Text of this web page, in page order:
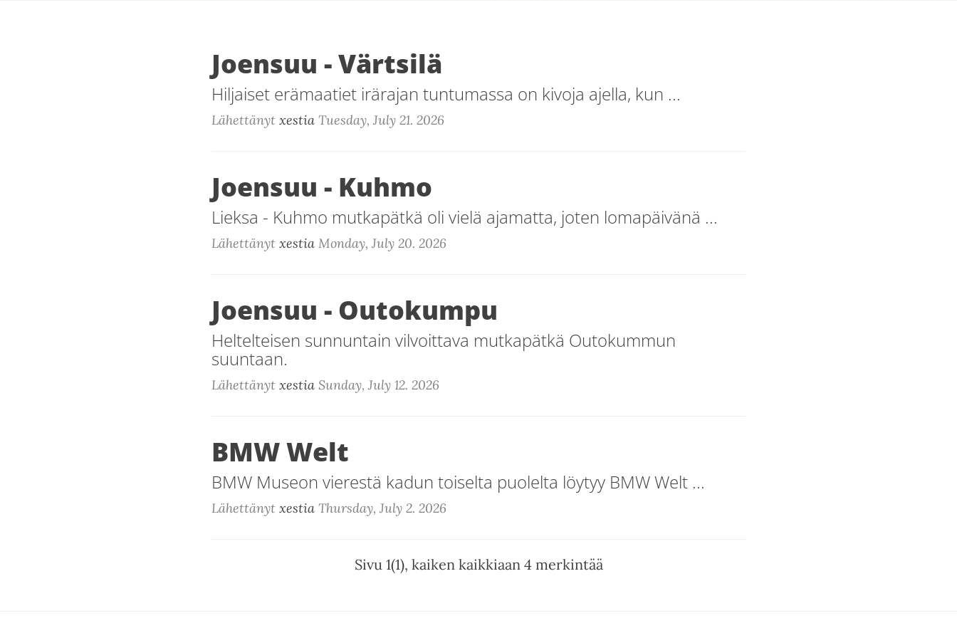
Joensuu - Värtsilä
Hiljaiset erämaatiet irärajan tuntumassa on kivoja ajella, kun ...
Lähettänyt xestia Tuesday, July 21. 2026
Joensuu - Kuhmo
Lieksa - Kuhmo mutkapätkä oli vielä ajamatta, joten lomapäivänä ...
Lähettänyt xestia Monday, July 20. 2026
Joensuu - Outokumpu
Heltelteisen sunnuntain vilvoittava mutkapätkä Outokummun
suuntaan.
Lähettänyt xestia Sunday, July 12. 2026
BMW Welt
BMW Museon vierestä kadun toiselta puolelta löytyy BMW Welt ...
Lähettänyt xestia Thursday, July 2. 2026
Sivu 1(1), kaiken kaikkiaan 4 merkintää